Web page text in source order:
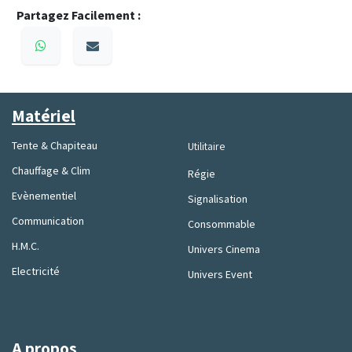
Partagez Facilement :
Utilitaire
Régie
Signalisation
Consommable
Univers Cinema
Univers Event
Matériel
Tente & Chapiteau
Chauffage & Clim
Evènementiel
Communication
H.M.C.
Electricité